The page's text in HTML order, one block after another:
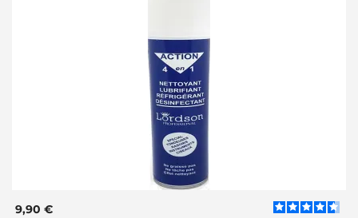
9,90 €